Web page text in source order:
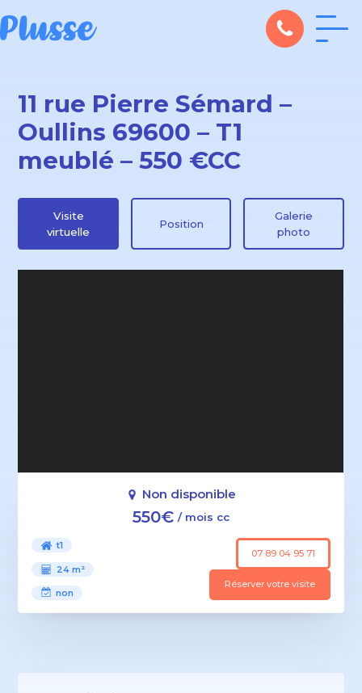
11 rue Pierre Sémard –
Oullins 69600 – T1
meublé – 550 €CC
Visite
virtuelle
Position
Galerie
photo
Non disponible
550€ / mois cc
t1
24 m²
non
07 89 04 95 71
Réserver votre visite